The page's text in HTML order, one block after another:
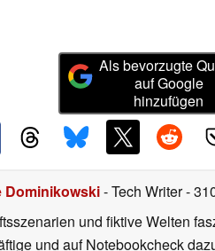
Als bevorzugte
auf Google
hinzufügen
Dominikowski- Tech Writer-
und fiktive Welten
und auf Notebookcheck